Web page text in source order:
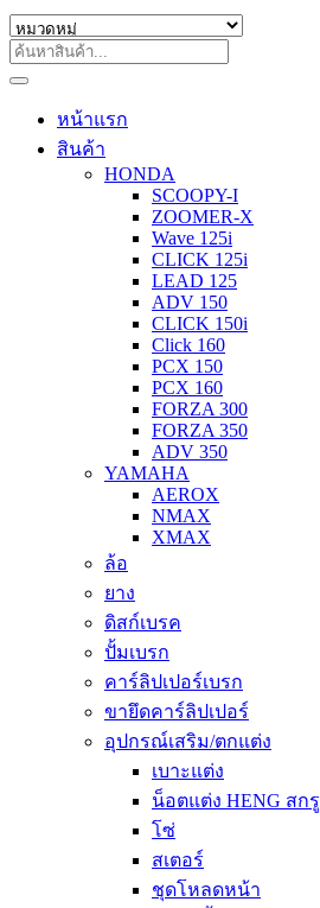
หน้าแรก
สินค้า
HONDA
SCOOPY-I
ZOOMER-X
Wave 125i
CLICK 125i
LEAD 125
ADV 150
CLICK 150i
Click 160
PCX 150
PCX 160
FORZA 300
FORZA 350
ADV 350
YAMAHA
AEROX
NMAX
XMAX
ล้อ
ยาง
ดิสก์เบรค
ปั้มเบรก
คาร์ลิปเปอร์เบรก
ขายึดคาร์ลิปเปอร์
อุปกรณ์เสริม/ตกแต่ง
เบาะแต่ง
น็อตแต่ง HENG สกรู
โซ่
สเตอร์
ชุดโหลดหน้า